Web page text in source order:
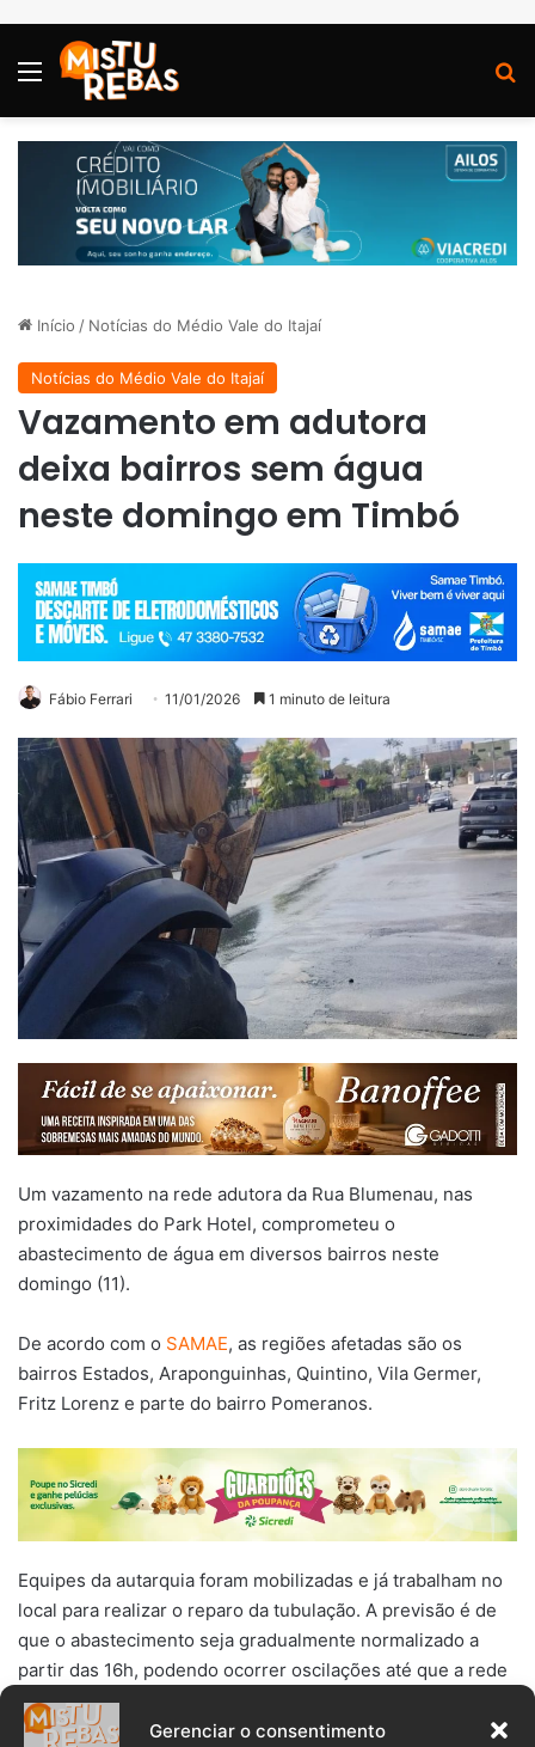
Gerenciar o consentimento
Menu
Início / Notícias do Médio Vale do Itajaí
Notícias do Médio Vale do Itajaí
Vazamento em adutora
deixa bairros sem água
neste domingo em Timbó
Fábio Ferrari 11/01/2026 1 minuto de leitura
Um vazamento na rede adutora da Rua Blumenau, nas
proximidades do Park Hotel, comprometeu o
abastecimento de água em diversos bairros neste
domingo (11).
De acordo com o SAMAE, as regiões afetadas são os
bairros Estados, Araponguinhas, Quintino, Vila Germer,
Fritz Lorenz e parte do bairro Pomeranos.
Equipes da autarquia foram mobilizadas e já trabalham no
local para realizar o reparo da tubulação. A previsão é de
que o abastecimento seja gradualmente normalizado a
partir das 16h, podendo ocorrer oscilações até que a rede
esteja totalmente pressurizada.